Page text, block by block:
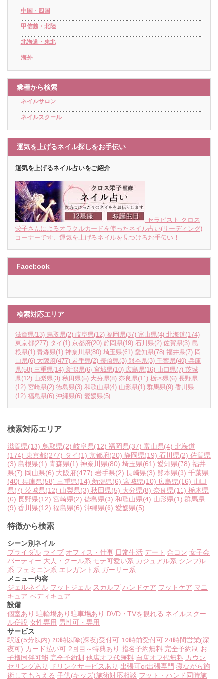
中国・四国
甲信越・北陸
北海道・東北
海外
業種から検索
ネイルサロン
ネイルスクール
運気を上げるネイル探しをお手伝い
運気を上げるネイル占いをご紹介
セラピスト クロス
栄子さんによるオラクルカードを使ったネイル占い(リーディング)
コーナーです。運気を上げるネイルを見つけるお手伝い！
Facebook
検索対応エリア
滋賀県(13) 鳥取県(2) 岐阜県(12) 福岡県(37) 富山県(4) 北海道(174)
東京都(277) タイ (1) 京都府(20) 静岡県(19) 石川県(2) 佐賀県(3) 島
根県(1) 青森県(1) 神奈川県(80) 埼玉県(61) 愛知県(78) 福井県(7) 岡
山県(6) 大阪府(477) 岩手県(2) 長崎県(3) 熊本県(3) 千葉県(40) 兵庫
県(58) 三重県(14) 新潟県(6) 宮城県(10) 広島県(16) 山口県(7) 茨城
県(12) 山梨県(3) 秋田県(5) 大分県(8) 奈良県(11) 栃木県(6) 長野県
(12) 宮崎県(2) 徳島県(3) 和歌山県(4) 山形県(1) 群馬県(9) 香川県
(12) 福島県(6) 沖縄県(6) 愛媛県(5)
検索対応エリア
滋賀県(13) 鳥取県(2) 岐阜県(12) 福岡県(37) 富山県(4) 北海道
(174) 東京都(277) タイ(1) 京都府(20) 静岡県(19) 石川県(2) 佐賀県
(3) 島根県(1) 青森県(1) 神奈川県(80) 埼玉県(61) 愛知県(78) 福井
県(7) 岡山県(6) 大阪府(477) 岩手県(2) 長崎県(3) 熊本県(3) 千葉県
(40) 兵庫県(58) 三重県(14) 新潟県(6) 宮城県(10) 広島県(16) 山口
県(7) 茨城県(12) 山梨県(3) 秋田県(5) 大分県(8) 奈良県(11) 栃木県
(6) 長野県(12) 宮崎県(2) 徳島県(3) 和歌山県(4) 山形県(1) 群馬県
(9) 香川県(12) 福島県(6) 沖縄県(6) 愛媛県(5)
特徴から検索
シーン別ネイル
ブライダル ライブ オフィス・仕事 日常生活 デート 合コン 女子会
パーティー 大人・クール系 モテ可愛い系 カジュアル系 シンプル
系 フェミニン系 エレガント系 ガーリー系
メニュー内容
ジェルネイル フットジェル スカルプ ハンドケア フットケア マニ
キュア ペディキュア
設備
個室あり 駐輪場あり駐車場あり DVD・TVを観れる ネイルスクー
ル併設 女性専用 男性可・専用
サービス
駅近(5分以内) 20時以降(深夜)受付可 10時前受付可 24時間営業(深
夜可) カード払い可 2回目～特典あり 指名予約無料 完全予約制 お
子様同伴可能 完全予約制 他店オフ代無料 自店オフ代無料 カウン
セリングあり
ドリンクサービスあり 出張可or出張専門 寝ながら施
術してもらえる 子供(キッズ)施術対応相談 フット・ハンド同時施